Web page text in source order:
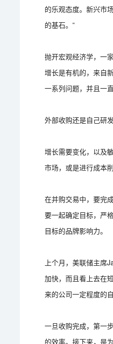
的乐观态度。新兴市
的基石。”
抛开宏观经济学，一
增长是有机的，来自
一系列问题，并且一
外部收购还是自己研发
增长需要变化，以及
市场，或是进行成本
在并购交易中，要完
要一起确定目标，严
目标的品牌影响力。
上个月，美联储主席
加快，而且看上去在
来的公司一定程度的
一旦收购完成，第一
的效率。接下来，是